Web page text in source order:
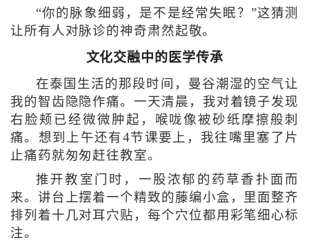
“你的脉象细弱，是不是经常失眠？”这猜测
让所有人对脉诊的神奇肃然起敬。
文化交融中的医学传承
在泰国生活的那段时间，曼谷潮湿的空气让
我的智齿隐隐作痛。一天清晨，我对着镜子发现
右脸颊已经微微肿起，喉咙像被砂纸摩擦般刺
痛。想到上午还有4节课要上，我往嘴里塞了片
止痛药就匆匆赶往教室。
推开教室门时，一股浓郁的药草香扑面而
来。讲台上摆着一个精致的藤编小盒，里面整齐
排列着十几对耳穴贴，每个穴位都用彩笔细心标
注。